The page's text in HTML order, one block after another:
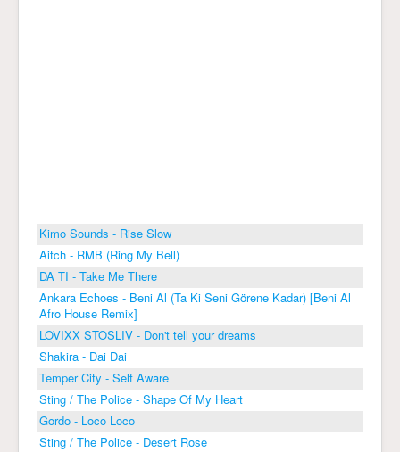
Kimo Sounds - Rise Slow
Aitch - RMB (Ring My Bell)
DA TI - Take Me There
Ankara Echoes - Beni Al (Ta Ki Seni Görene Kadar) [Beni Al
Afro House Remix]
LOVIXX STOSLIV - Don't tell your dreams
Shakira - Dai Dai
Temper City - Self Aware
Sting / The Police - Shape Of My Heart
Gordo - Loco Loco
Sting / The Police - Desert Rose